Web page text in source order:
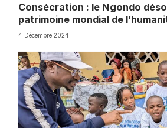
Consécration : le Ngondo
patrimoine mondial de
4 Décembre 2024